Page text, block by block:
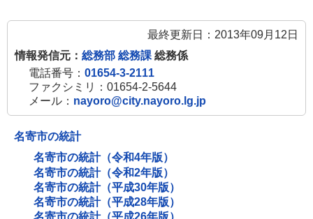
最終更新日：2013年09月12日
情報発信元： 総務部 総務課 総務係
電話番号： 01654-3-2111
ファクシミリ：01654-2-5644
メール： nayoro@city.nayoro.lg.jp
名寄市の統計
名寄市の統計（令和4年版）
名寄市の統計（令和2年版）
名寄市の統計（平成30年版）
名寄市の統計（平成28年版）